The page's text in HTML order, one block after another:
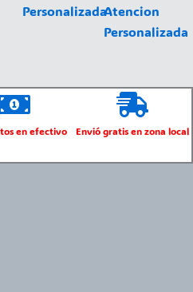
PersonalizadaAtencion
Personalizada
en efectivo Envió gratis en zona local